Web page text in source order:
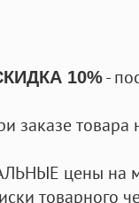
10%-
заказе
цены на
товарного